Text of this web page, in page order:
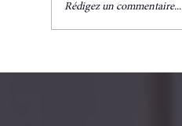
Rédigez un commentaire...